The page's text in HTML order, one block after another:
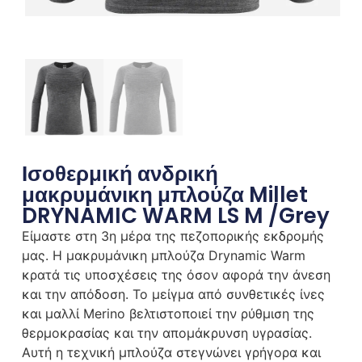
Ισοθερμική ανδρική
μακρυμάνικη μπλούζα Millet
DRYNAMIC WARM LS M /Grey
Είμαστε στη 3η μέρα της πεζοπορικής εκδρομής
μας. Η μακρυμάνικη μπλούζα Drynamic Warm
κρατά τις υποσχέσεις της όσον αφορά την άνεση
και την απόδοση. Το μείγμα από συνθετικές ίνες
και μαλλί Merino βελτιστοποιεί την ρύθμιση της
θερμοκρασίας και την απομάκρυνση υγρασίας.
Αυτή η τεχνική μπλούζα στεγνώνει γρήγορα και